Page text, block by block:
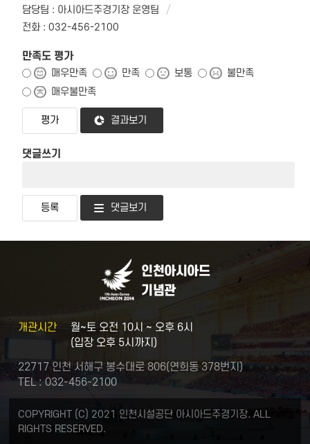
담당팀 : 아시아드주경기장 운영팀
전화 : 032-456-2100
만족도 평가
매우만족 만족 보통
불만족
매우불만족
결과보기
댓글쓰기
댓글보기
인천아시아드
기념관
개관시간
월~토 오전 10시 ~ 오후 6시
(입장 오후 5시까지)
22717 인천 서해구 봉수대로 806(연희동 378번지)
TEL : 032-456-2100
COPYRIGHT (C) 2021 인천시설공단 아시아드주경기장. ALL
RIGHTS RESERVED.